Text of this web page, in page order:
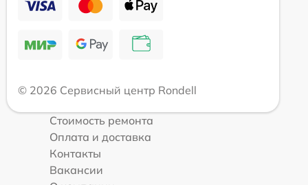
© 2026 Сервисный центр Rondell
Стоимость ремонта
Оплата и доставка
Контакты
Вакансии